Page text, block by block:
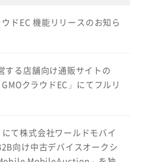
ドEC 機能リリースのお知ら
する店舗向け通販サイトの
GMOクラウドEC」にてフルリ
にて株式会社ワールドモバイ
向け中古デバイスオークシ